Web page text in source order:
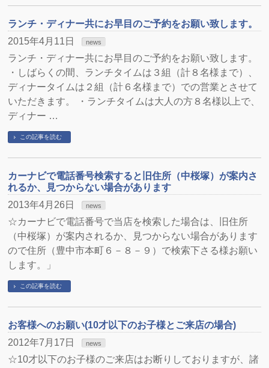
ランチ・ディナー共にお早目のご予約をお願い致します。
2015年4月11日
news
ランチ・ディナー共にお早目のご予約をお願い致します。
・しばらくの間、ランチタイムは３組（計８名様まで）、
ディナータイムは２組（計６名様まで）での営業とさせて
いただきます。 ・ランチタイムは大人の方８名様以上で、
ディナー …
この記事を読む
カーナビで電話番号検索すると旧住所（中桜塚）が案内さ
れるか、見つからない場合があります
2013年4月26日
news
☆カーナビで電話番号で当店を検索した場合は、旧住所
（中桜塚）が案内されるか、見つからない場合があります
ので住所（豊中市本町６－８－９）で検索下さる様お願い
します。」
この記事を読む
お客様へのお願い(10才以下のお子様とご来店の場合)
2012年7月17日
news
☆10才以下のお子様のご来店はお断りしておりますが、諸